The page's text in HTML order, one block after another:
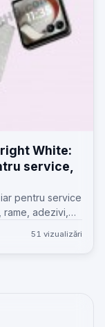
White:
service,
pentru service
adezivi,
51 vizualizări